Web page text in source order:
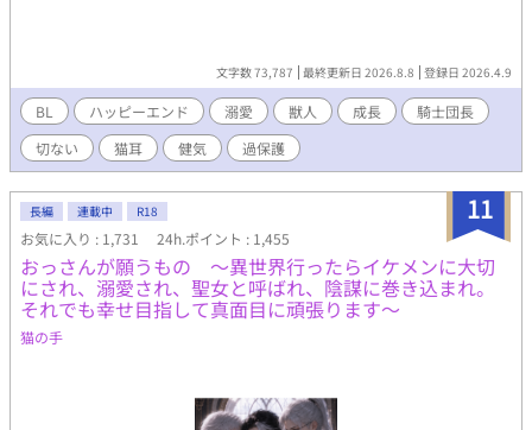
文字数 73,787 最終更新日 2026.8.8 登録日 2026.4.9
BL ハッピーエンド 溺愛 獣人 成長
騎士団長
切ない
猫耳 健気 過保護
11
長編 連載中 R18
お気に入り : 1,731 24h.ポイント : 1,455
おっさんが願うもの 〜異世界行ったらイケメンに大切
にされ、溺愛され、聖女と呼ばれ、陰謀に巻き込まれ。
それでも幸せ目指して真面目に頑張ります〜
猫の手